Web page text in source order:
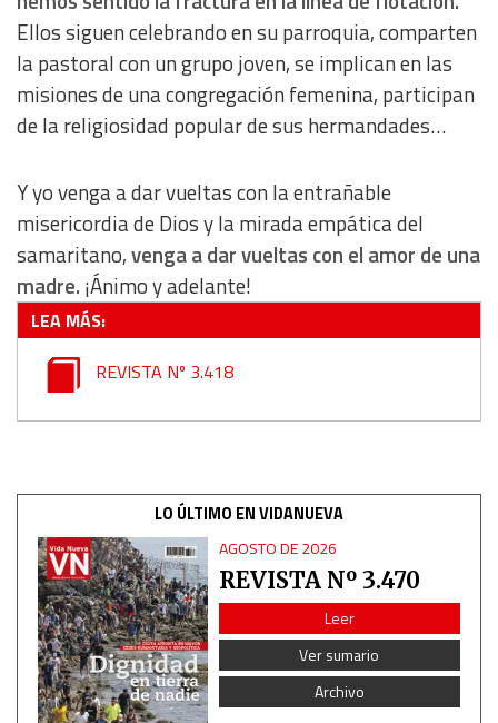
Ellos siguen celebrando en su parroquia, comparten
la pastoral con un grupo joven, se implican en las
misiones de una congregación femenina, participan
de la religiosidad popular de sus hermandades…
Y yo venga a dar vueltas con la entrañable
misericordia de Dios y la mirada empática del
samaritano,venga a dar vueltas con el amor de una
madre. ¡Ánimo y adelante!
LEA MÁS:
REVISTA Nº 3.418
LO ÚLTIMO EN VIDANUEVA
AGOSTO DE 2026
REVISTA Nº 3.470
Leer
Ver sumario
Archivo
Use profiles to select personalised content
Measure advertising performance
Understand audiences through statistics or combinations
of data from different sources
Develop and improve services
Use limited data to select content
Identify devices based on information actively requested
Non-IAB processing purposes:
Essential
Analytical